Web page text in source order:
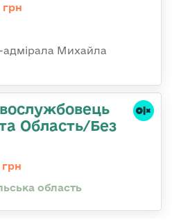
грн
Михайла
Область/Без
грн
область